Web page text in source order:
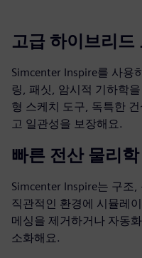
고급 하이브리드
Simcenter Inspire를 사용
링, 패싯, 암시적 기하학
형 스케치 도구, 독특한
고 일관성을 보장해요.
빠른 전산 물리학
Simcenter Inspire는 구조
직관적인 환경에 시뮬레
메싱을 제거하거나 자동
소화해요.